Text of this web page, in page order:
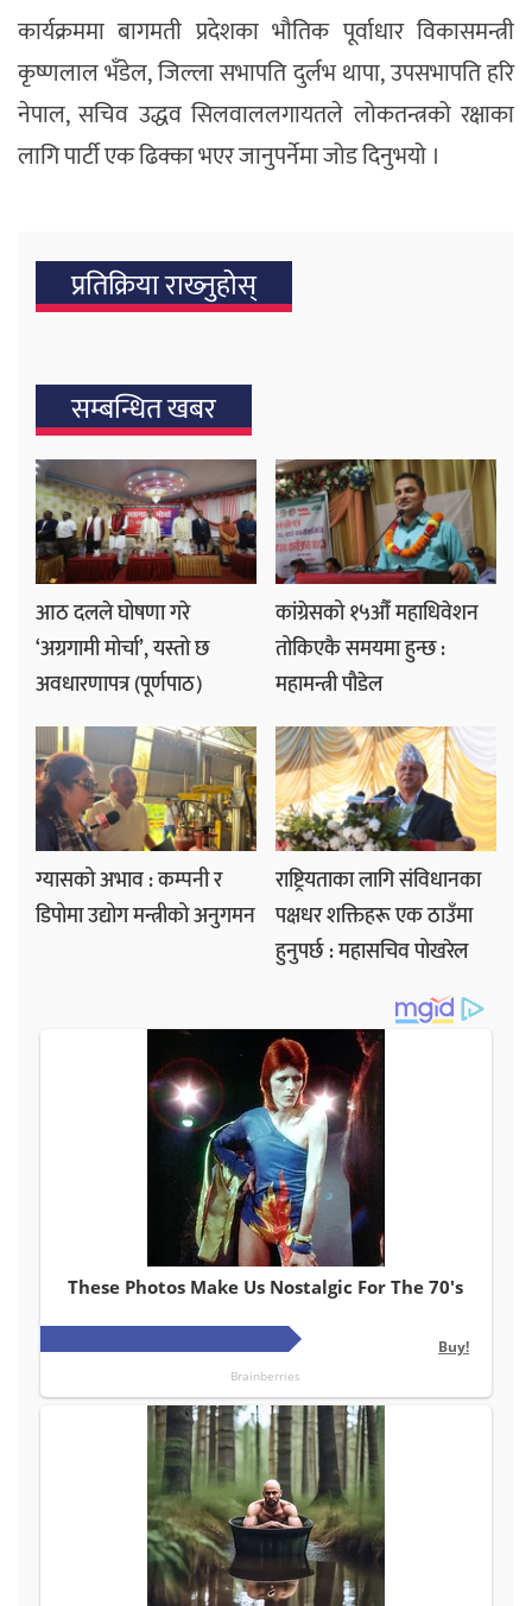
कार्यक्रममा बागमती प्रदेशका भौतिक पूर्वाधार विकासमन्त्री
कृष्णलाल भँडेल, जिल्ला सभापति दुर्लभ थापा, उपसभापति हरि
नेपाल, सचिव उद्धव सिलवाललगायतले लोकतन्त्रको रक्षाका
लागि पार्टी एक ढिक्का भएर जानुपर्नेमा जोड दिनुभयो ।
प्रतिक्रिया राख्‍नुहोस्
सम्बन्धित खबर
आठ दलले घोषणा गरे
‘अग्रगामी मोर्चा’, यस्तो छ
अवधारणापत्र (पूर्णपाठ)
कांग्रेसको १५औँ महाधिवेशन
तोकिएकै समयमा हुन्छ :
महामन्त्री पौडेल
ग्यासको अभाव : कम्पनी र
डिपोमा उद्योग मन्त्रीको अनुगमन
राष्ट्रियताका लागि संविधानका
पक्षधर शक्तिहरू एक ठाउँमा
हुनुपर्छ : महासचिव पोखरेल